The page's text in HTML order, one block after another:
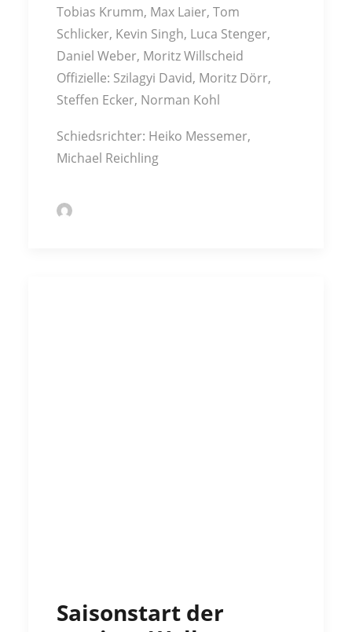
Tobias Krumm, Max Laier, Tom
Schlicker, Kevin Singh, Luca Stenger,
Daniel Weber, Moritz Willscheid
Offizielle: Szilagyi David, Moritz Dörr,
Steffen Ecker, Norman Kohl
Schiedsrichter: Heiko Messemer,
Michael Reichling
Saisonstart der